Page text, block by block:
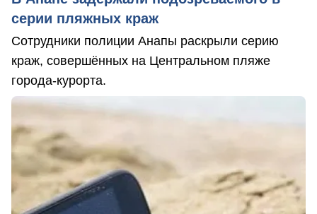
серии пляжных краж
Сотрудники полиции Анапы раскрыли серию
краж, совершённых на Центральном пляже
города-курорта.